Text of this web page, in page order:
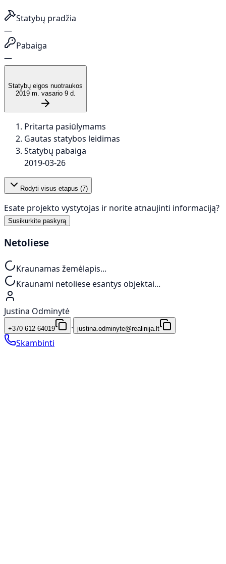
Statybų pradžia
—
Pabaiga
—
Statybų eigos nuotraukos
2019 m. vasario 9 d.
Pritarta pasiūlymams
Gautas statybos leidimas
Statybų pabaiga
2019-03-26
Rodyti visus etapus (7)
Esate projekto vystytojas ir norite atnaujinti informaciją?
Susikurkite paskyrą
Netoliese
Kraunamas žemėlapis...
Kraunami netoliese esantys objektai...
Justina Odminytė
+370 612 64019 · justina.odminyte@realinija.lt
Skambinti